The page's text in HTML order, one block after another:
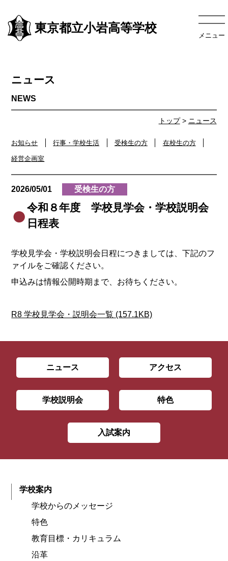
東京都立小岩高等学校
メニュー
トップ> ニュース
ニュース
お知らせ 行事・学校生活 受検生の方 在校生の方
経営企画室
2026/05/01 受検生の方
令和８年度 学校見学会・学校説明会
日程表
学校見学会・学校説明会日程につきましては、下記のフ
ァイルをご確認ください。
申込みは情報公開時期まで、お待ちください。
R8 学校見学会・説明会一覧 (157.1KB)
ニュース アクセス
学校説明会 特色
入試案内
学校案内
学校からのメッセージ
特色
教育目標・カリキュラム
沿革